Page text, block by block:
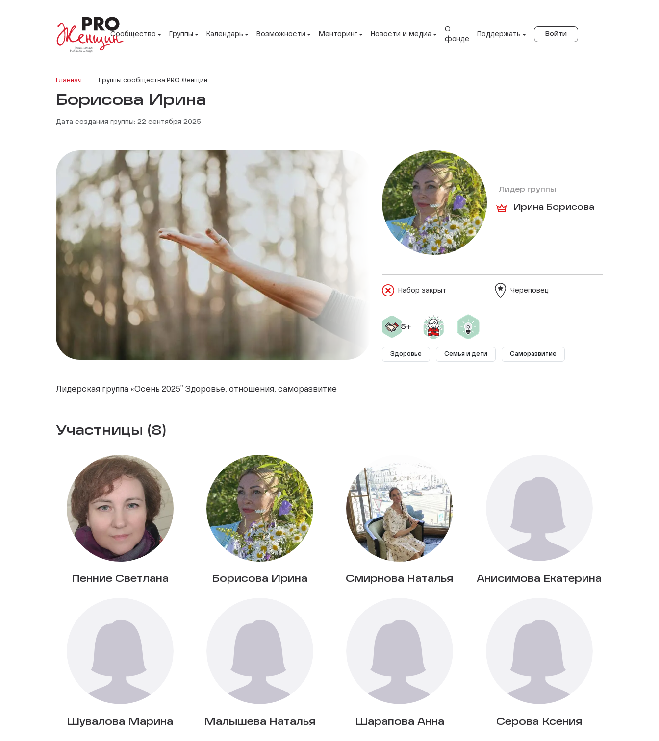
Сообщество Группы Календарь Возможности Менторинг Новости и медиа
О
фонде
Поддержать Войти
Главная Группы сообщества PRO Женщин
Борисова Ирина
Дата создания группы: 22 сентября 2025
Лидер группы
Ирина Борисова
Набор закрыт Череповец
Здоровье Семья и дети Саморазвитие
Лидерская группа «Осень 2025" Здоровье, отношения, саморазвитие
Участницы (8)
Пенние Светлана Борисова Ирина Смирнова Наталья Анисимова Екатерина
Шувалова Марина Малышева Наталья Шарапова Анна Серова Ксения